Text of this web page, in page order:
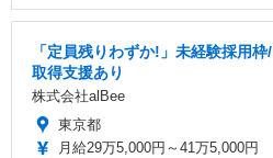
「定員残りわずか!」未経験採用
取得支援あり
株式会社alBee
東京都
月給29万5,000円～41万5,000円